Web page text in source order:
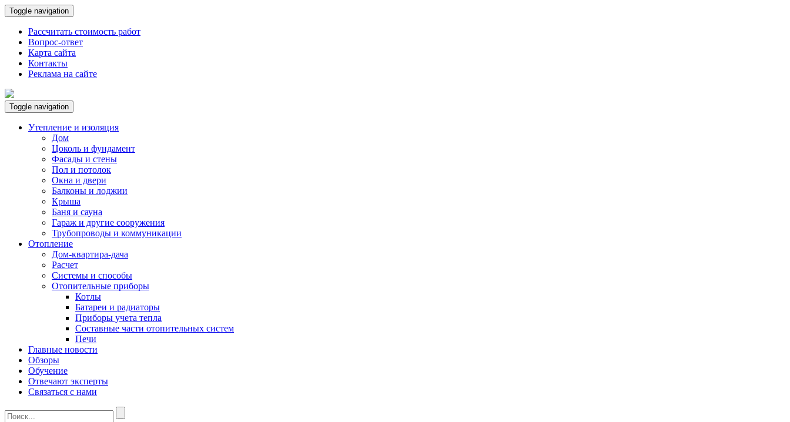
Toggle navigation
Рассчитать стоимость работ
Вопрос-ответ
Карта сайта
Контакты
Реклама на сайте
Toggle navigation
Утепление и изоляция
Дом
Цоколь и фундамент
Фасады и стены
Пол и потолок
Окна и двери
Балконы и лоджии
Крыша
Баня и сауна
Гараж и другие сооружения
Трубопроводы и коммуникации
Отопление
Дом-квартира-дача
Расчет
Системы и способы
Отопительные приборы
Котлы
Батареи и радиаторы
Приборы учета тепла
Составные части отопительных систем
Печи
Главные новости
Обзоры
Обучение
Отвечают эксперты
Связаться с нами